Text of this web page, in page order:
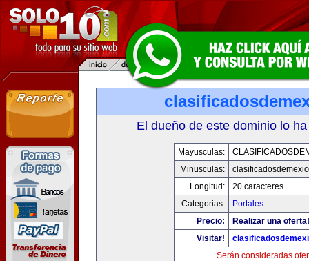
El dueño de este dominio lo
Mayusculas:
Minusculas:
Longitud:
20 caracteres
Categorias:
Portales
Precio:
Realizar una oferta!
Visitar!
Serán consideradas